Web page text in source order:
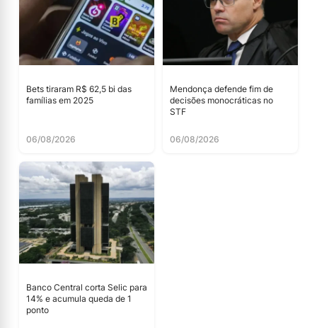
Bets tiraram R$ 62,5 bi das
famílias em 2025
06/08/2026
Mendonça defende fim de
decisões monocráticas no
STF
06/08/2026
Banco Central corta Selic para
14% e acumula queda de 1
ponto